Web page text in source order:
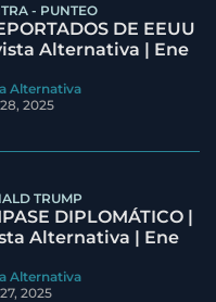
- PUNTEO
DE EEUU
Alternativa | Ene
Alternativa
2025
TRUMP
DIPLOMÁTICO |
Alternativa | Ene
Alternativa
2025